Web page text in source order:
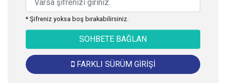
* Şifreniz yoksa boş bırakabilirsiniz.
SOHBETE BAĞLAN
FARKLI SÜRÜM GİRİŞİ